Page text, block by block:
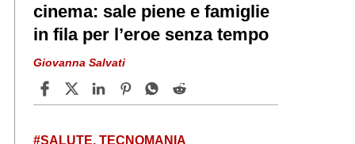
cinema: sale piene e famiglie
in fila per l’eroe senza tempo
Giovanna Salvati
#SALUTE, TECNOMANIA